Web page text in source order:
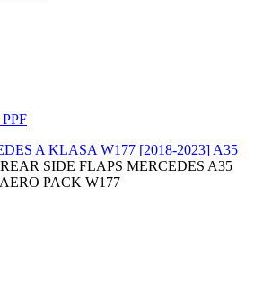
A KLASA W177 [2018-2023] A35
REAR SIDE FLAPS MERCEDES A35
PACK W177